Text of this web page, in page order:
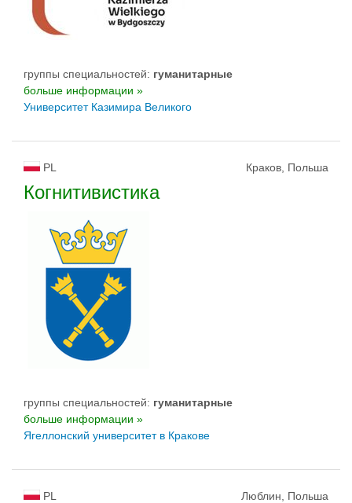
группы специальностей: гуманитарные
больше информации »
Университет Казимира Великого
PL Краков, Польша
Когнитивистика
группы специальностей: гуманитарные
больше информации »
Ягеллонский университет в Кракове
PL Люблин, Польша